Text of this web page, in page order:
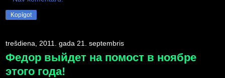
Kopīgot
trešdiena, 2011. gada 21. septembris
Федор выйдет на помост в ноябре
этого года!